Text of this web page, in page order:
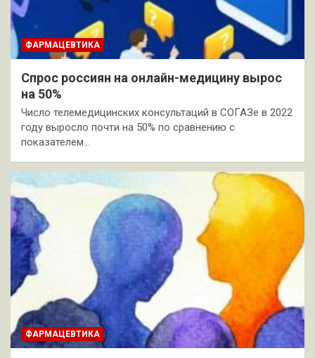
ФАРМАЦЕВТИКА
Спрос россиян на онлайн-медицину вырос
на 50%
Число телемедицинских консультаций в СОГАЗе в 2022
году выросло почти на 50% по сравнению с
показателем…
ФАРМАЦЕВТИКА